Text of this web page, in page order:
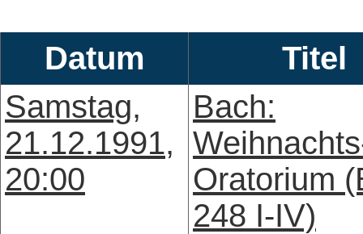
Datum
Titel
Samstag,
21.12.1991,
20:00
Bach:
Oratorium
248 I-IV)